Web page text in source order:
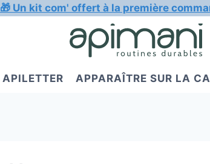
🎁 Un kit com' offert à la première
APILETTER APPARAÎTRE SUR LA